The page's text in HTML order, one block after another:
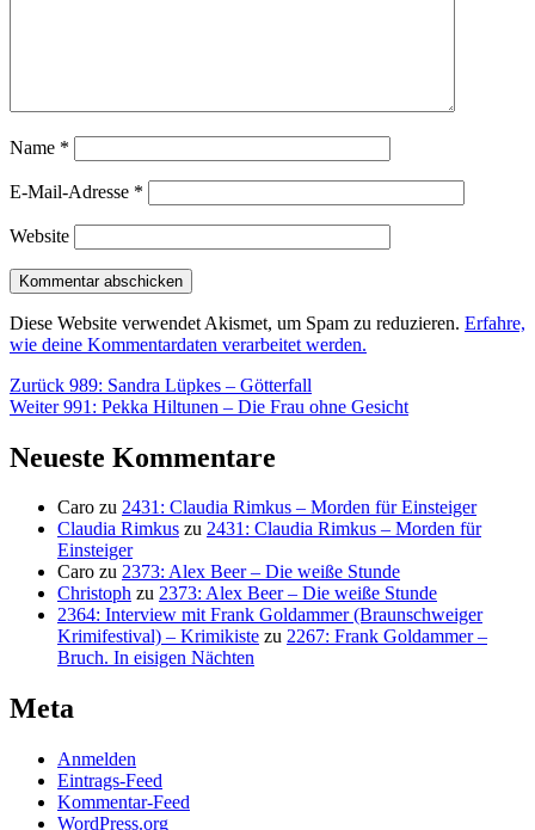
Name *
E-Mail-Adresse *
Website
Diese Website verwendet Akismet, um Spam zu reduzieren. Erfahre,
wie deine Kommentardaten verarbeitet werden.
Beitragsnavigation
Zurück Vorheriger
Beitrag:
989: Sandra Lüpkes – Götterfall
Weiter Nächster
991: Pekka Hiltunen – Die Frau ohne Gesicht
Neueste Kommentare
Caro zu 2431: Claudia Rimkus – Morden für Einsteiger
Claudia Rimkus zu 2431: Claudia Rimkus – Morden für
Einsteiger
Caro zu 2373: Alex Beer – Die weiße Stunde
Christoph zu 2373: Alex Beer – Die weiße Stunde
2364: Interview mit Frank Goldammer (Braunschweiger
Krimifestival) – Krimikiste zu 2267: Frank Goldammer –
Bruch. In eisigen Nächten
Meta
Anmelden
Eintrags-Feed
Kommentar-Feed
WordPress.org